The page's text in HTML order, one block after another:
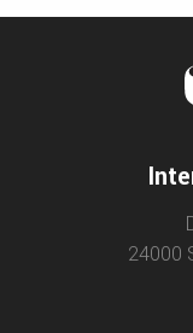
24000